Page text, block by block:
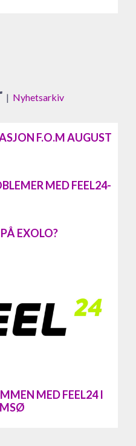
| Nyhetsarkiv
F.O.M AUGUST
MED FEEL24-
EXOLO?
MED FEEL24 I